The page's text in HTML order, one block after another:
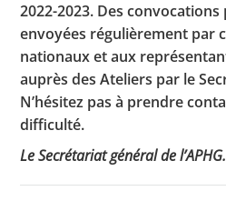
Concours
Conférences,
Critique
2022-2023. Des
envoyées régulièrement par
nationaux et aux
auprès des Ateliers par le
N’hésitez pas à prendre
difficulté.
Le Secrétariat général de l’APHG.